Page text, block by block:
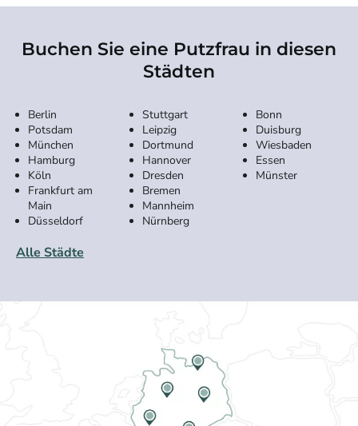
Buchen Sie eine Putzfrau in diesen
Städten
Berlin
Potsdam
München
Hamburg
Köln
Frankfurt am
Main
Düsseldorf
Stuttgart
Leipzig
Dortmund
Hannover
Dresden
Bremen
Mannheim
Nürnberg
Bonn
Duisburg
Wiesbaden
Essen
Münster
Alle Städte